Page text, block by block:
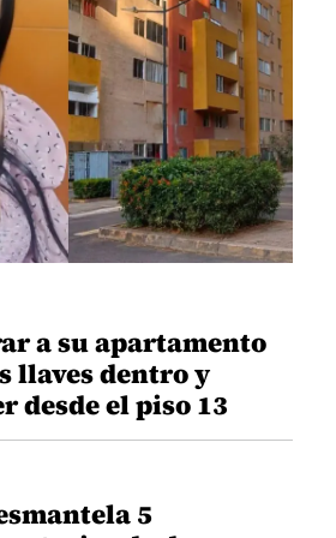
a su apartamento
llaves dentro y
desde el piso 13
5